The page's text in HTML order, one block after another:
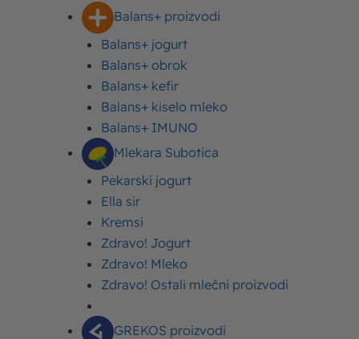
Balans+ proizvodi
Balans+ jogurt
Balans+ obrok
Balans+ kefir
Balans+ kiselo mleko
Balans+ IMUNO
Mlekara Subotica
Pekarski jogurt
Ella sir
Kremsi
Zdravo! Jogurt
Zdravo! Mleko
Zdravo! Ostali mlečni proizvodi
GREKOS proizvodi
8-10
Osoba/porcija
25 minuta
Vreme spremanja
#1 Palačinke od kinoe – recept za neuobičajene
palačinke
Sastojci
#2 Puding od kinoe – recept za kinou